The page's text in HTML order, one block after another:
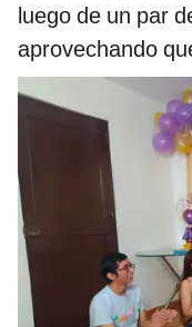
luego de un par
aprovechando